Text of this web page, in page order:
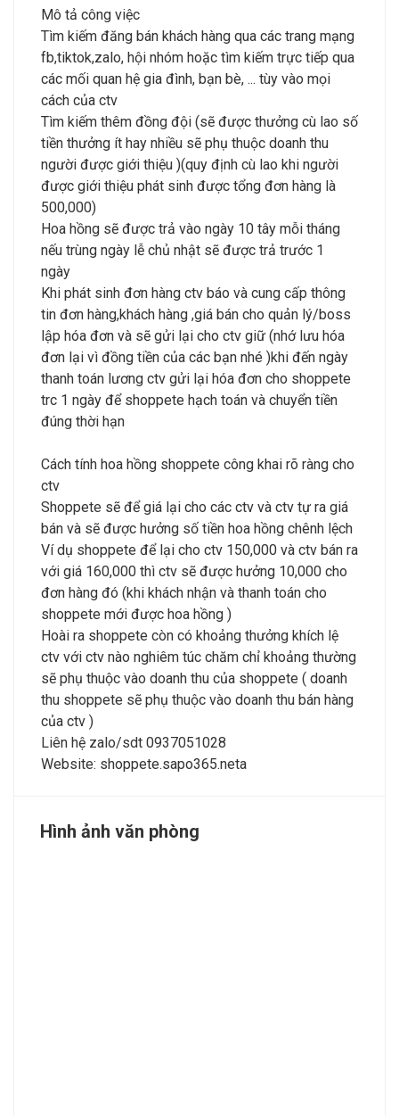
Mô tả công việc
Tìm kiếm đăng bán khách hàng qua các trang mạng
fb,tiktok,zalo, hội nhóm hoặc tìm kiếm trực tiếp qua
các mối quan hệ gia đình, bạn bè, ... tùy vào mọi
cách của ctv
Tìm kiếm thêm đồng đội (sẽ được thưởng cù lao số
tiền thưởng ít hay nhiều sẽ phụ thuộc doanh thu
người được giới thiệu )(quy định cù lao khi người
được giới thiệu phát sinh được tổng đơn hàng là
500,000)
Hoa hồng sẽ được trả vào ngày 10 tây mỗi tháng
nếu trùng ngày lễ chủ nhật sẽ được trả trước 1
ngày
Khi phát sinh đơn hàng ctv báo và cung cấp thông
tin đơn hàng,khách hàng ,giá bán cho quản lý/boss
lập hóa đơn và sẽ gửi lại cho ctv giữ (nhớ lưu hóa
đơn lại vì đồng tiền của các bạn nhé )khi đến ngày
thanh toán lương ctv gửi lại hóa đơn cho shoppete
trc 1 ngày để shoppete hạch toán và chuyển tiền
đúng thời hạn
Cách tính hoa hồng shoppete công khai rõ ràng cho
ctv
Shoppete sẽ để giá lại cho các ctv và ctv tự ra giá
bán và sẽ được hưởng số tiền hoa hồng chênh lệch
Ví dụ shoppete để lại cho ctv 150,000 và ctv bán ra
với giá 160,000 thì ctv sẽ được hưởng 10,000 cho
đơn hàng đó (khi khách nhận và thanh toán cho
shoppete mới được hoa hồng )
Hoài ra shoppete còn có khoảng thưởng khích lệ
ctv với ctv nào nghiêm túc chăm chỉ khoảng thường
sẽ phụ thuộc vào doanh thu của shoppete ( doanh
thu shoppete sẽ phụ thuộc vào doanh thu bán hàng
của ctv )
Liên hệ zalo/sdt 0937051028
Website: shoppete.sapo365.neta
Hình ảnh văn phòng